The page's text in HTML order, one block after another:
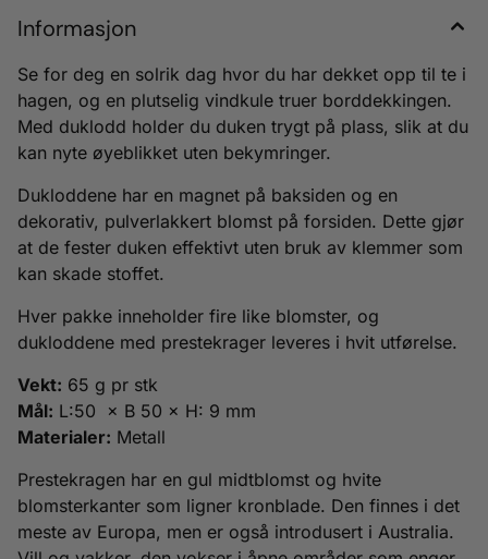
Informasjon
Se for deg en solrik dag hvor du har dekket opp til te i
hagen, og en plutselig vindkule truer borddekkingen.
Med duklodd holder du duken trygt på plass, slik at du
kan nyte øyeblikket uten bekymringer.
Dukloddene har en magnet på baksiden og en
dekorativ, pulverlakkert blomst på forsiden. Dette gjør
at de fester duken effektivt uten bruk av klemmer som
kan skade stoffet.
Hver pakke inneholder fire like blomster, og
dukloddene med prestekrager leveres i hvit utførelse.
Vekt: 65 g pr stk
Mål: L:50 × B 50 × H: 9 mm
Materialer: Metall
Prestekragen har en gul midtblomst og hvite
blomsterkanter som ligner kronblade. Den finnes i det
meste av Europa, men er også introdusert i Australia.